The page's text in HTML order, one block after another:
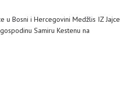
u Bosni i Hercegovini Medžlis IZ Jajce
Samiru Kestenu na